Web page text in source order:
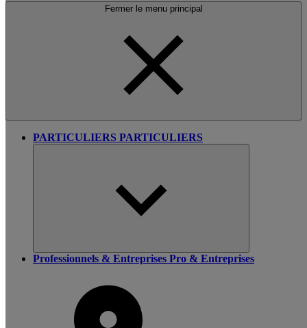
Fermer le menu principal
PARTICULIERS PARTICULIERS
Professionnels & Entreprises Pro & Entreprises